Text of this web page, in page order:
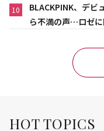
10
BLACKPINK、デビ
ら不満の声…ロゼ
HOT TOPICS